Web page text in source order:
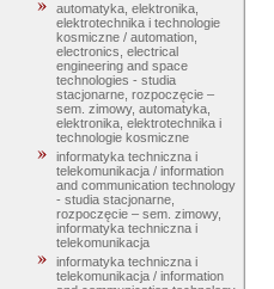
automatyka, elektronika,
elektrotechnika i technologie
kosmiczne / automation,
electronics, electrical
engineering and space
technologies - studia
stacjonarne, rozpoczęcie –
sem. zimowy, automatyka,
elektronika, elektrotechnika i
technologie kosmiczne
informatyka techniczna i
telekomunikacja / information
and communication technology
- studia stacjonarne,
rozpoczęcie – sem. zimowy,
informatyka techniczna i
telekomunikacja
informatyka techniczna i
telekomunikacja / information